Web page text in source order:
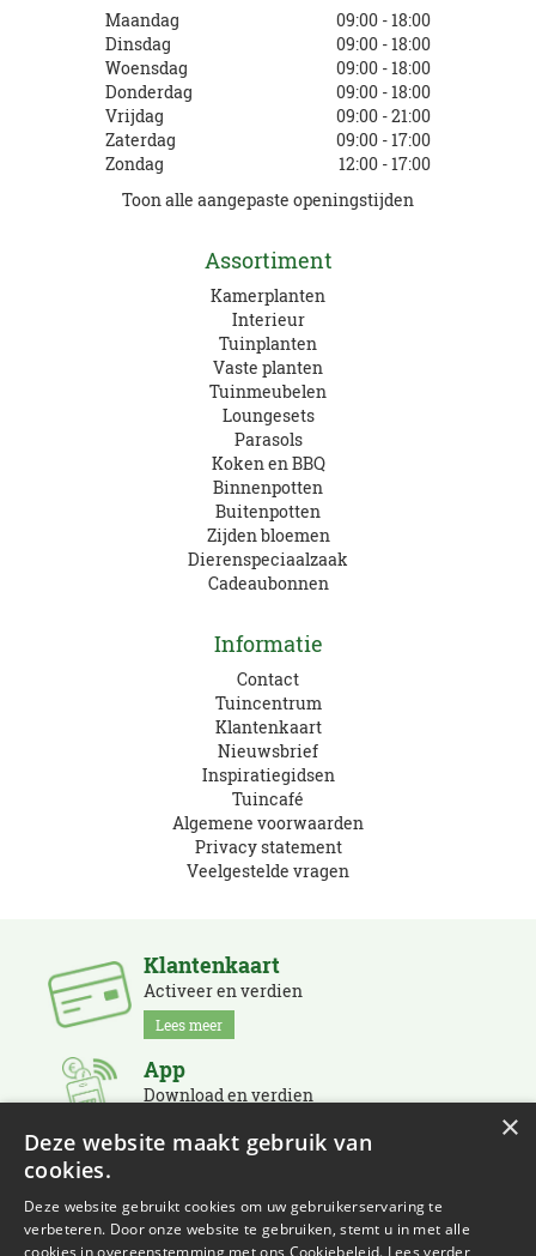
Maandag
09:00 - 18:00
Dinsdag
09:00 - 18:00
Woensdag
09:00 - 18:00
Donderdag
09:00 - 18:00
Vrijdag
09:00 - 21:00
Zaterdag
09:00 - 17:00
Zondag
12:00 - 17:00
Toon alle aangepaste openingstijden
Assortiment
Kamerplanten
Interieur
Tuinplanten
Vaste planten
Tuinmeubelen
Loungesets
Parasols
Koken en BBQ
Binnenpotten
Buitenpotten
Zijden bloemen
Dierenspeciaalzaak
Cadeaubonnen
Informatie
Contact
Tuincentrum
Klantenkaart
Nieuwsbrief
Inspiratiegidsen
Tuincafé
Algemene voorwaarden
Privacy statement
Veelgestelde vragen
Klantenkaart
Activeer en verdien
Lees meer
App
Download en verdien
Schrijf je in en blijf op de hoogte
Lees meer
×
Deze website maakt gebruik van
cookies.
Deze website gebruikt cookies om uw gebruikerservaring te
verbeteren. Door onze website te gebruiken, stemt u in met alle
cookies in overeenstemming met ons Cookiebeleid. Lees verder